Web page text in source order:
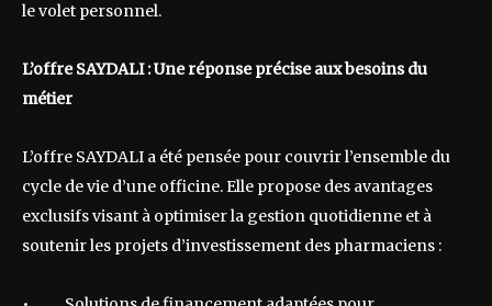
le volet personnel.
L’offre SAYDALI : Une réponse précise aux besoins du
métier
L’offre SAYDALI a été pensée pour couvrir l’ensemble du
cycle de vie d’une officine. Elle propose des avantages
exclusifs visant à optimiser la gestion quotidienne et à
soutenir les projets d’investissement des pharmaciens :